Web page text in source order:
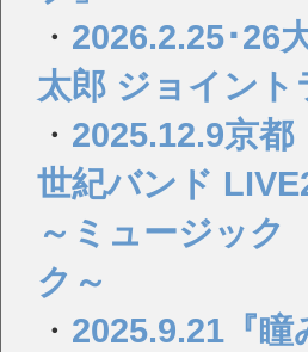
・ 2026.2.25･26
太郎 ジョイント
・ 2025.12.9京
世紀バンド
～ミュージッ
ク～
・ 2025.9.21『